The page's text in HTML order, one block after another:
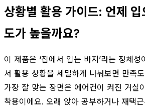
상황별 활용 가이드: 언제
도가 높을까요?
이 제품은 ‘집에서 입는 바지’라는 정체
서 활용 상황을 세밀하게 나눠보면 만족
가장 잘 맞는 장면은 에어컨이 켜진 거실
착용이에요. 오래 앉아 공부하거나 재택